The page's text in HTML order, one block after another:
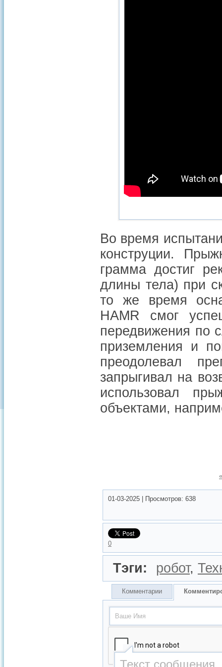
Во время
конструции.
грамма достиг
длины тела) при
то же время
HAMR смог
передвижения по
приземления и
преодолевал
запрыгивал на
использовал
объектами,
01-03-2025 Просмотров: 638
0
Тэги: робот,
Комментарии